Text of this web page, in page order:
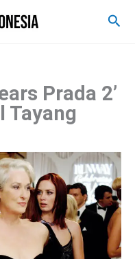
Cari
Prada 2’
Tayang